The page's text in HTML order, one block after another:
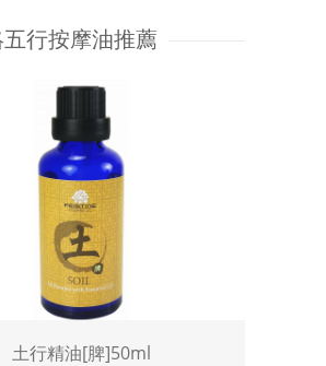
行按摩油推薦
土行精油[脾]50ml